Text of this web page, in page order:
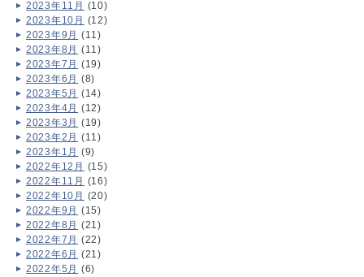
2023年11月 (10)
2023年10月 (12)
2023年9月 (11)
2023年8月 (11)
2023年7月 (19)
2023年6月 (8)
2023年5月 (14)
2023年4月 (12)
2023年3月 (19)
2023年2月 (11)
2023年1月 (9)
2022年12月 (15)
2022年11月 (16)
2022年10月 (20)
2022年9月 (15)
2022年8月 (21)
2022年7月 (22)
2022年6月 (21)
2022年5月 (6)